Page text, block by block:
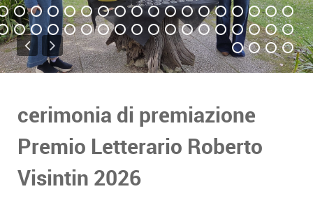
cerimonia di premiazione
Premio Letterario Roberto
Visintin 2026